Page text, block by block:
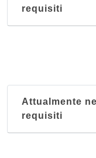
requisiti
Attualmente
requisiti